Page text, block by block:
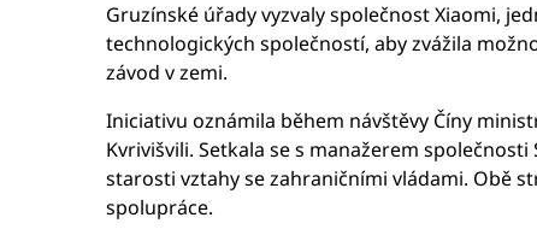
Gruzínské úřady vyzvaly společnost Xiaomi,
technologických společností, aby zvážila
závod v zemi.
Iniciativu oznámila během návštěvy Číny
Kvrivišvili. Setkala se s manažerem
starosti vztahy se zahraničními vládami. Obě
spolupráce.